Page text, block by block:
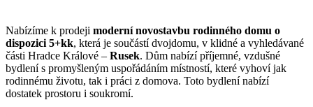
Nabízíme k prodeji moderní novostavbu rodinného domu o
dispozici 5+kk, která je součástí dvojdomu, v klidné a vyhledávané
části Hradce Králové – Rusek. Dům nabízí příjemné, vzdušné
bydlení s promyšleným uspořádáním místností, které vyhoví jak
rodinnému životu, tak i práci z domova. Toto bydlení nabízí
dostatek prostoru i soukromí.